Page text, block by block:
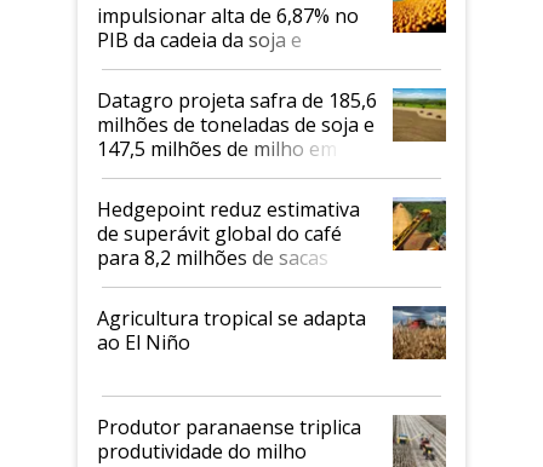
impulsionar alta de 6,87% no
PIB da cadeia da soja e
biodiesel em 2026
Datagro projeta safra de 185,6
milhões de toneladas de soja e
147,5 milhões de milho em
2026/27
Hedgepoint reduz estimativa
de superávit global do café
para 8,2 milhões de sacas
Agricultura tropical se adapta
ao El Niño
Produtor paranaense triplica
produtividade do milho